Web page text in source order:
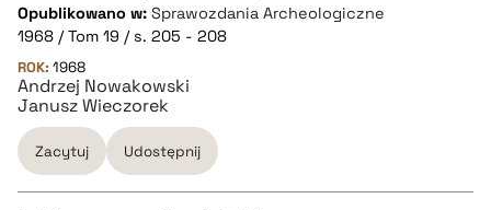
Opublikowano w: Sprawozdania Archeologiczne
1968 / Tom 19 / s. 205 - 208
ROK: 1968
Andrzej Nowakowski
Janusz Wieczorek
Zacytuj Udostępnij